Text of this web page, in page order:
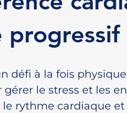
progressif
défi à la fois
le stress et les
rythme cardiaque